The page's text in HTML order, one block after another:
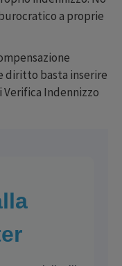
a proprie
diritto basta inserire
Indennizzo